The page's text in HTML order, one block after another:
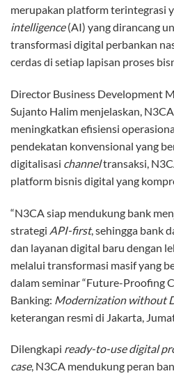
merupakan platform terintegrasi
intelligence(AI) yang dirancang
transformasi digital perbankan
cerdas di setiap lapisan proses
Director Business Development
Sujanto Halim menjelaskan,
meningkatkan efisiensi
pendekatan konvensional yang
digitalisasi channeltransaksi,
platform bisnis digital yang
“N3CA siap mendukung bank
strategi API-first, sehingga bank
dan layanan digital baru dengan
melalui transformasi masif yang
dalam seminar “Future-Proofing
Banking: Modernization without
keterangan resmi di Jakarta,
Dilengkapi ready-to-use digital
case, N3CA mendukung peran